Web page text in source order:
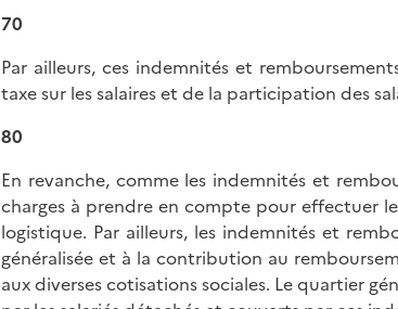
70
Par ailleurs, ces indemnités et
taxe sur les salaires et de la participation des
80
En revanche, comme les indemnités et
charges à prendre en compte pour effectuer
logistique. Par ailleurs, les indemnités et
généralisée et à la contribution au
aux diverses cotisations sociales. Le quartier